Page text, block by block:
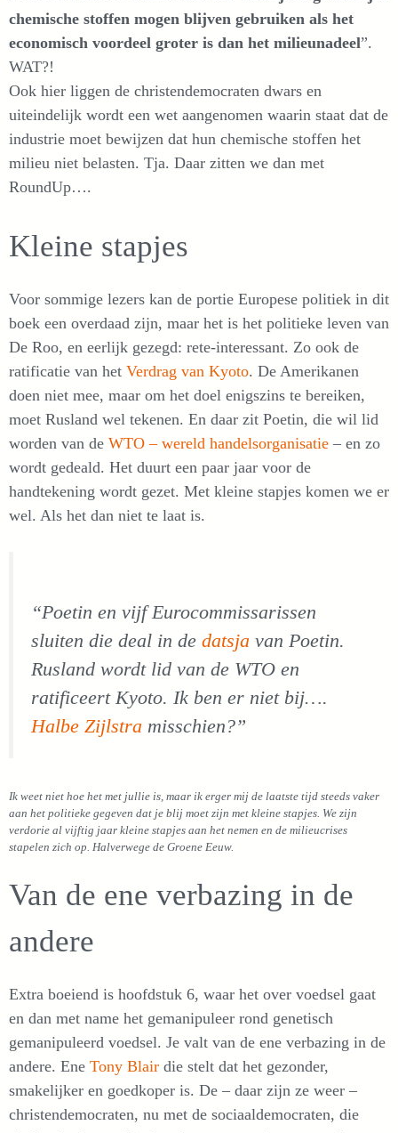
chemische stoffen mogen blijven gebruiken als het
economisch voordeel groter is dan het milieunadeel”.
WAT?!
Ook hier liggen de christendemocraten dwars en
uiteindelijk wordt een wet aangenomen waarin staat dat de
industrie moet bewijzen dat hun chemische stoffen het
milieu niet belasten. Tja. Daar zitten we dan met
RoundUp….
Kleine stapjes
Voor sommige lezers kan de portie Europese politiek in dit
boek een overdaad zijn, maar het is het politieke leven van
De Roo, en eerlijk gezegd: rete-interessant. Zo ook de
ratificatie van het Verdrag van Kyoto. De Amerikanen
doen niet mee, maar om het doel enigszins te bereiken,
moet Rusland wel tekenen. En daar zit Poetin, die wil lid
worden van de WTO – wereld handelsorganisatie – en zo
wordt gedeald. Het duurt een paar jaar voor de
handtekening wordt gezet. Met kleine stapjes komen we er
wel. Als het dan niet te laat is.
“Poetin en vijf Eurocommissarissen
sluiten die deal in de datsja van Poetin.
Rusland wordt lid van de WTO en
ratificeert Kyoto. Ik ben er niet bij….
Halbe Zijlstra misschien?”
Ik weet niet hoe het met jullie is, maar ik erger mij de laatste tijd steeds vaker
aan het politieke gegeven dat je blij moet zijn met kleine stapjes. We zijn
verdorie al vijftig jaar kleine stapjes aan het nemen en de milieucrises
stapelen zich op. Halverwege de Groene Eeuw.
Van de ene verbazing in de
andere
Extra boeiend is hoofdstuk 6, waar het over voedsel gaat
en dan met name het gemanipuleer rond genetisch
gemanipuleerd voedsel. Je valt van de ene verbazing in de
andere. Ene Tony Blair die stelt dat het gezonder,
smakelijker en goedkoper is. De – daar zijn ze weer –
christendemocraten, nu met de sociaaldemocraten, die